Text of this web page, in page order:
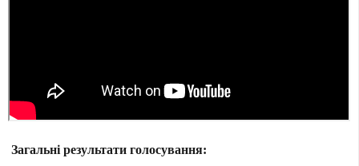
Загальні результати голосування: